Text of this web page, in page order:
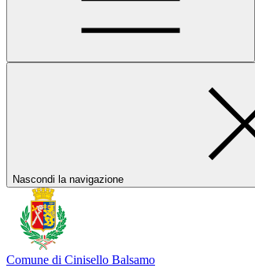
Nascondi la navigazione
Comune di Cinisello Balsamo